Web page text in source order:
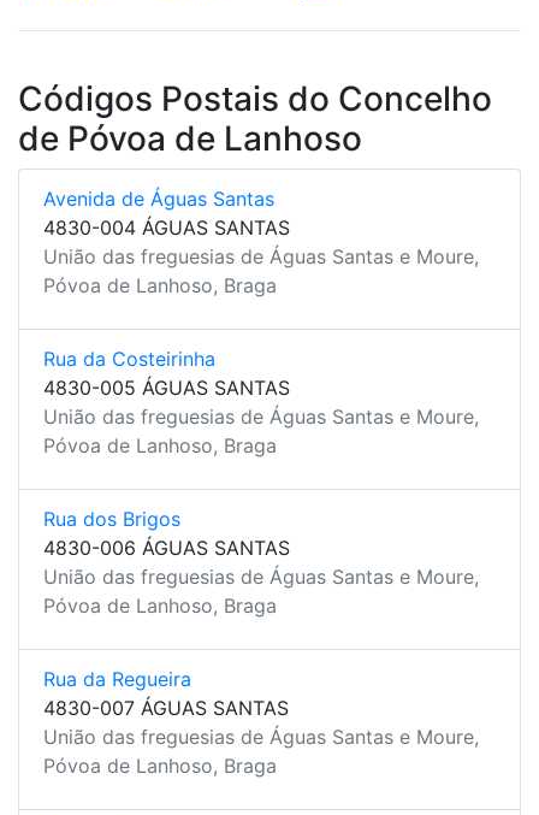
Códigos Postais do Concelho
de Póvoa de Lanhoso
Avenida de Águas Santas
4830-004 ÁGUAS SANTAS
União das freguesias de Águas Santas e Moure,
Póvoa de Lanhoso, Braga
Rua da Costeirinha
4830-005 ÁGUAS SANTAS
União das freguesias de Águas Santas e Moure,
Póvoa de Lanhoso, Braga
Rua dos Brigos
4830-006 ÁGUAS SANTAS
União das freguesias de Águas Santas e Moure,
Póvoa de Lanhoso, Braga
Rua da Regueira
4830-007 ÁGUAS SANTAS
União das freguesias de Águas Santas e Moure,
Póvoa de Lanhoso, Braga